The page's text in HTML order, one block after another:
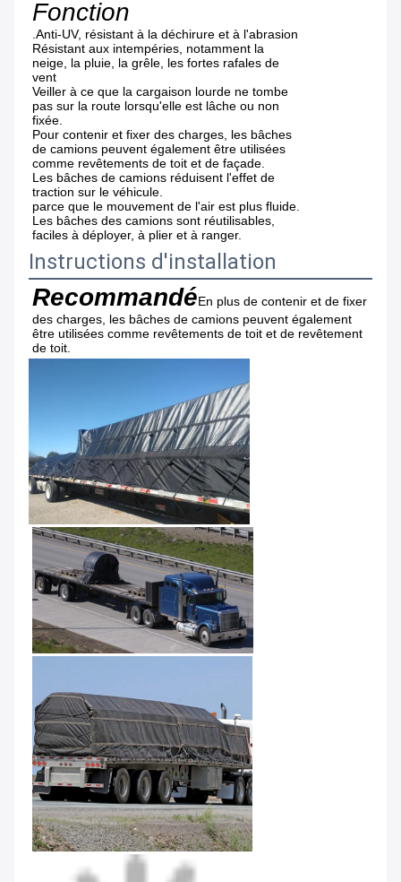
Fonction
.Anti-UV, résistant à la déchirure et à l'abrasion
Résistant aux intempéries, notamment la
neige, la pluie, la grêle, les fortes rafales de
vent
Veiller à ce que la cargaison lourde ne tombe
pas sur la route lorsqu'elle est lâche ou non
fixée.
Pour contenir et fixer des charges, les bâches
de camions peuvent également être utilisées
comme revêtements de toit et de façade.
Les bâches de camions réduisent l'effet de
traction sur le véhicule.
parce que le mouvement de l'air est plus fluide.
Les bâches des camions sont réutilisables,
faciles à déployer, à plier et à ranger.
Instructions d'installation
RecommandéEn plus de contenir et de fixer
des charges, les bâches de camions peuvent également
être utilisées comme revêtements de toit et de revêtement
de toit.